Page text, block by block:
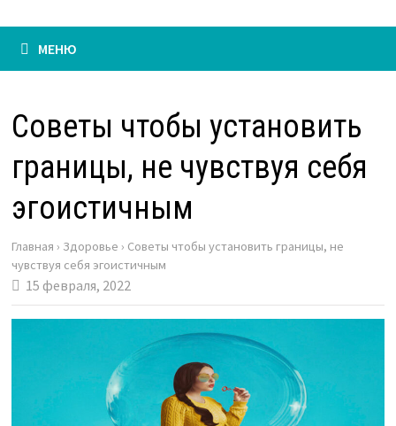
МЕНЮ
Советы чтобы установить
границы, не чувствуя себя
эгоистичным
Главная › Здоровье › Советы чтобы установить границы, не
чувствуя себя эгоистичным
15 февраля, 2022